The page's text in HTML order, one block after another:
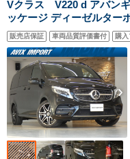
Vクラス V220 d アバン
ッケージ ディーゼルタ
マSR 黒革 エクスクルー
ター LEDライト MBUXナ
ンナーミラー ブルメスタ
規D車
販売店保証 車両品質評価書付 購